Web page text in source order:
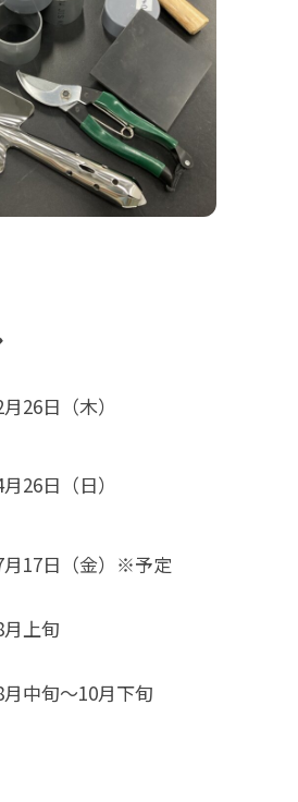
26日（木）
26日（日）
月17日（金）※予定
上旬
月中旬～10月下旬